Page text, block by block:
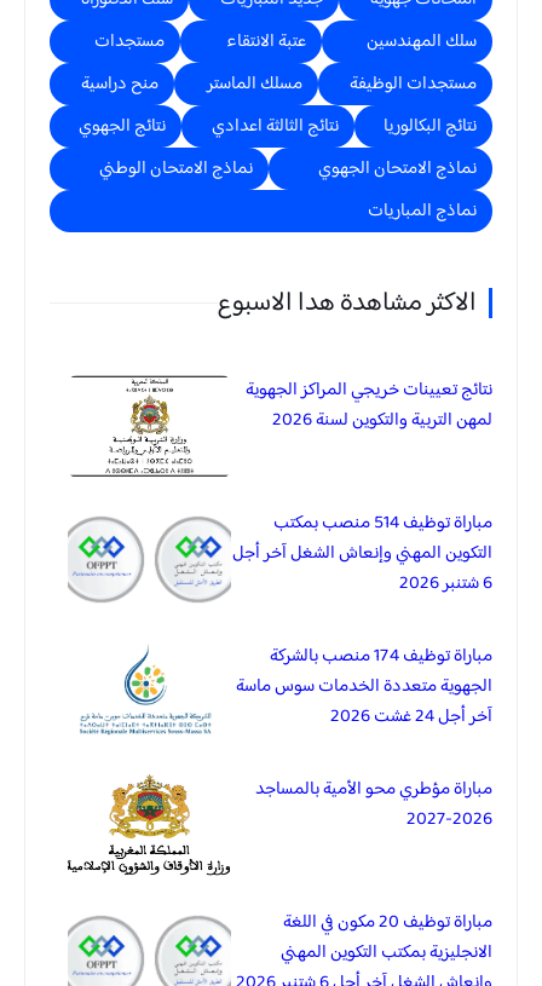
سلك المهندسين
عتبة الانتقاء
مستجدات
مستجدات الوظيفة
مسلك الماستر
منح دراسية
نتائج البكالوريا
نتائج الثالثة اعدادي
نتائج الجهوي
نماذج الامتحان الجهوي
نماذج الامتحان الوطني
نماذج المباريات
الاكثر مشاهدة هدا الاسبوع
نتائج تعيينات خريجي المراكز الجهوية
لمهن التربية والتكوين لسنة 2026
مباراة توظيف 514 منصب بمكتب
التكوين المهني وإنعاش الشغل آخر أجل
6 شتنبر 2026
مباراة توظيف 174 منصب بالشركة
الجهوية متعددة الخدمات سوس ماسة
آخر أجل 24 غشت 2026
مباراة مؤطري محو الأمية بالمساجد
2026-2027
مباراة توظيف 20 مكون في اللغة
الانجليزية بمكتب التكوين المهني